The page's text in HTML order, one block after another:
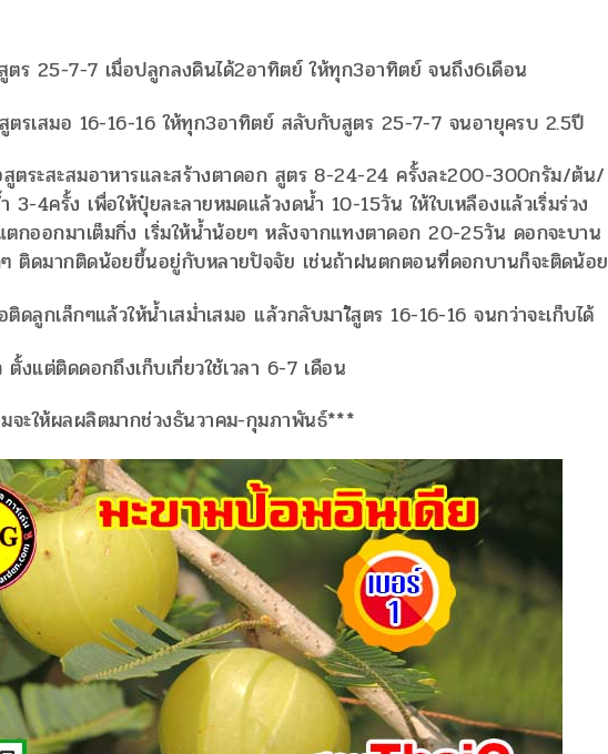
สูตร 25-7-7 เมื่อปลูกลงดินได้2อาทิตย์ ให้ทุก3อาทิตย์ จนถึง6เดือน
ตรเสมอ 16-16-16 ให้ทุก3อาทิตย์ สลับกับสูตร 25-7-7 จนอายุครบ 2.5ปี
สูตระสะสมอาหารและสร้างตาดอก สูตร 8-24-24 ครั้งละ200-300กรัม/ต้น/
3-4ครั้ง เพื่อให้ปุ๋ยละลายหมดแล้วงดน้ำ 10-15วัน ให้ใบเหลืองแล้วเริ่มร่วง
ตกออกมาเต็มกิ่ง เริ่มให้น้ำน้อยๆ หลังจากแทงตาดอก 20-25วัน ดอกจะบาน
ๆ ติดมากติดน้อยขึ้นอยู่กับหลายปัจจัย เช่นถ้าฝนตกตอนที่ดอกบานก็จะติดน้อย
ติดลูกเล็กๆแล้วให้น้ำเสม่ำเสมอ แล้วกลับมาใ้สูตร 16-16-16 จนกว่าจะเก็บได้
ตั้งแต่ติดดอกถึงเก็บเกี่ยวใช้เวลา 6-7 เดือน
จะให้ผลผลิตมากช่วงธันวาคม-กุมภาพันธ์***